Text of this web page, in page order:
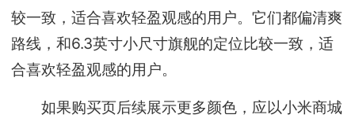
较一致，适合喜欢轻盈观感的用户。它们都偏清爽
路线，和6.3英寸小尺寸旗舰的定位比较一致，适
合喜欢轻盈观感的用户。
如果购买页后续展示更多颜色，应以小米商城